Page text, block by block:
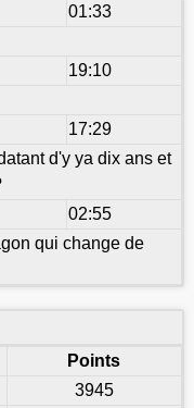
01:33
19:10
17:29
d'y ya dix ans et
02:55
qui change de
Points
3945